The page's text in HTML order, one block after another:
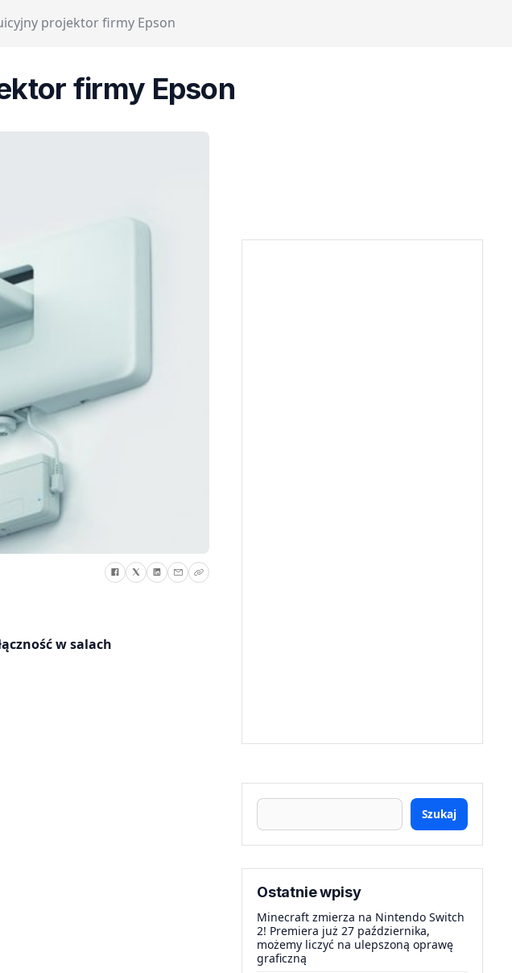
projektor firmy Epson
firmy Epson
w salach
Szukaj
Ostatnie wpisy
Minecraft zmierza na Nintendo Switch
2! Premiera już 27 października,
możemy liczyć na ulepszoną oprawę
graficzną